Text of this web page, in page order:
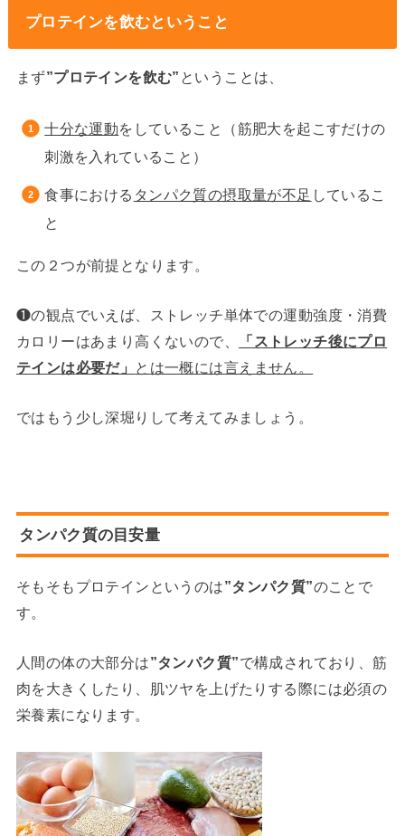
プロテインを飲むということ
まず”プロテインを飲む” ということは、
十分な運動をしていること（筋肥大を起こすだけの
刺激を入れていること）
食事における タンパク質の摂取量が不足 しているこ
と
この２つが前提となります。
❶の観点でいえば、ストレッチ単体での運動強度・消費
カロリーはあまり高くないので、
「ストレッチ後にプロ
テインは必要だ」 とは一概には言えません。
ではもう少し深堀りして考えてみましょう。
タンパク質の目安量
そもそもプロテインというのは”タンパク質”のことで
す。
人間の体の大部分は”タンパク質”で構成されており、筋
肉を大きくしたり、肌ツヤを上げたりする際には必須の
栄養素になります。